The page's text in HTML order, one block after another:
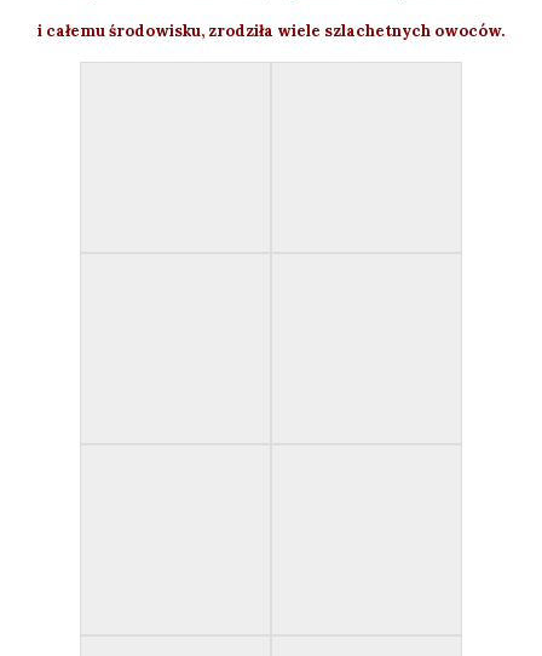
i całemu środowisku, zrodziła wiele szlachetnych owoców.